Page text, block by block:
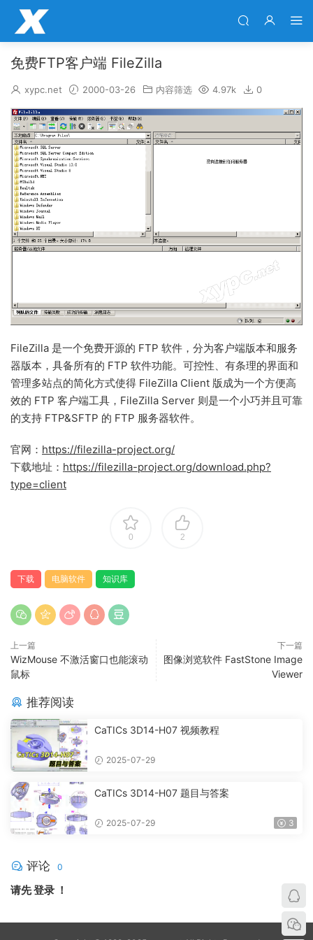
免费FTP客户端 FileZilla
xypc.net 2000-03-26 内容筛选 4.97k 0
FileZilla 是一个免费开源的 FTP 软件，分为客户端版本和服务
器版本，具备所有的 FTP 软件功能。可控性、有条理的界面和
管理多站点的简化方式使得 FileZilla Client 版成为一个方便高
效的 FTP 客户端工具，FileZilla Server 则是一个小巧并且可靠
的支持 FTP&SFTP 的 FTP 服务器软件。
官网： https://filezilla-project.org/
下载地址： https://filezilla-project.org/download.php?
type=client
0 2
下载 电脑软件 知识库
上一篇
WizMouse 不激活窗口也能滚动
鼠标
下一篇
图像浏览软件 FastStone Image
Viewer
推荐阅读
CaTICs 3D14-H07 视频教程
2025-07-29
CaTICs 3D14-H07 题目与答案
2025-07-29 3
评论 0
请先登录 ！